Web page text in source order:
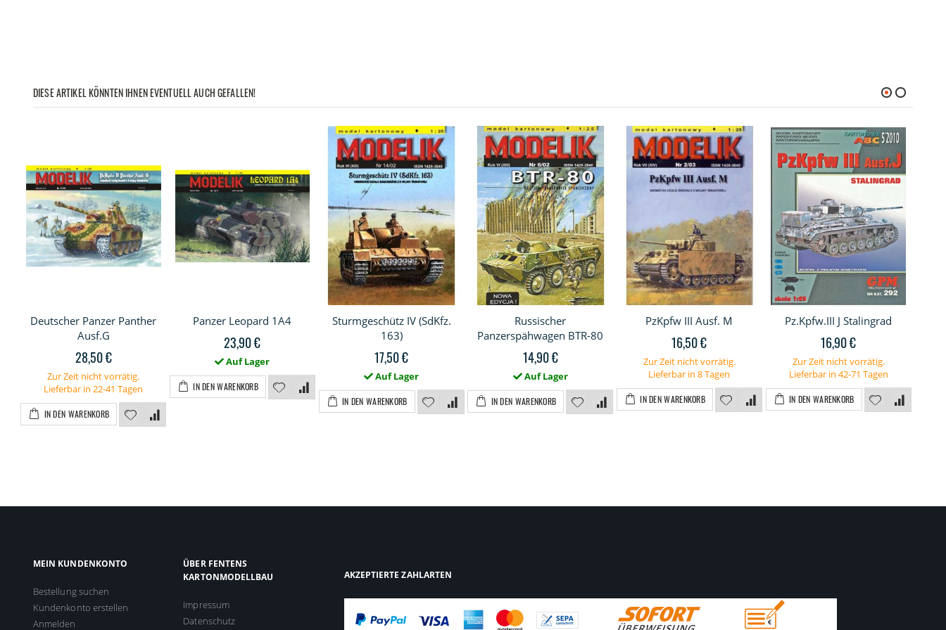
DIESE ARTIKEL KÖNNTEN IHNEN EVENTUELL AUCH GEFALLEN!
Deutscher Panzer Panther
Ausf.G
28,50 €
Zur Zeit nicht vorrätig.
Lieferbar in 22-41 Tagen
IN DEN WARENKORB
Panzer Leopard 1A4
23,90 €
Auf Lager
IN DEN WARENKORB
Sturmgeschütz IV (SdKfz.
163)
17,50 €
Auf Lager
IN DEN WARENKORB
Russischer
Panzerspähwagen BTR-80
14,90 €
Auf Lager
IN DEN WARENKORB
PzKpfw III Ausf. M
16,50 €
Zur Zeit nicht vorrätig.
Lieferbar in 8 Tagen
IN DEN WARENKORB
Pz.Kpfw.III J Stalingrad
16,90 €
Zur Zeit nicht vorrätig.
Lieferbar in 42-71 Tagen
IN DEN WARENKORB
MEIN KUNDENKONTO
Bestellung suchen
Kundenkonto erstellen
Anmelden
ÜBER FENTENS
KARTONMODELLBAU
Impressum
Datenschutz
AKZEPTIERTE ZAHLARTEN